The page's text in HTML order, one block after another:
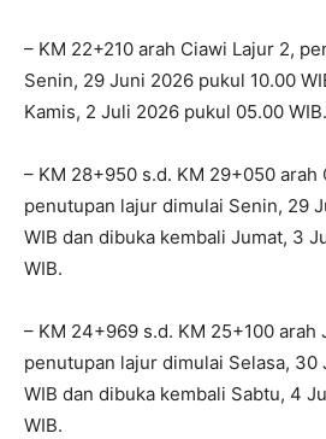
– KM 22+210 arah Ciawi Lajur 2,
Senin, 29 Juni 2026 pukul 10.00
Kamis, 2 Juli 2026 pukul 05.00 WIB.
– KM 28+950 s.d. KM 29+050 arah
penutupan lajur dimulai Senin, 29
WIB dan dibuka kembali Jumat, 3
WIB.
– KM 24+969 s.d. KM 25+100 arah
penutupan lajur dimulai Selasa, 30
WIB dan dibuka kembali Sabtu, 4
WIB.